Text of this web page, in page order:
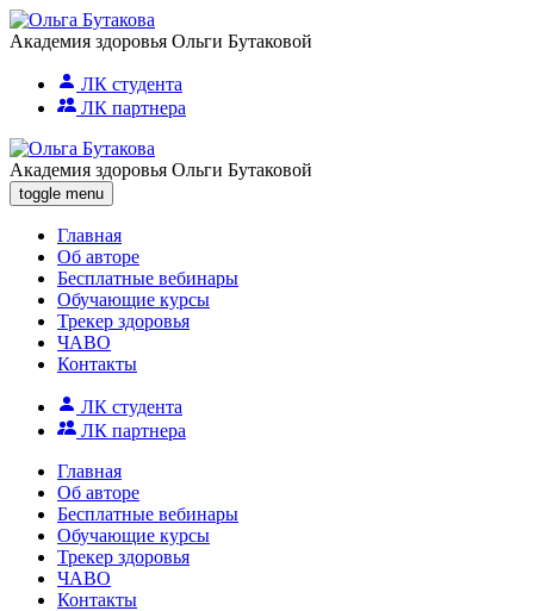
Академия здоровья Ольги Бутаковой
ЛК студента
ЛК партнера
Академия здоровья Ольги Бутаковой
toggle menu
Главная
Об авторе
Бесплатные вебинары
Обучающие курсы
Трекер здоровья
ЧАВО
Контакты
ЛК студента
ЛК партнера
Главная
Об авторе
Бесплатные вебинары
Обучающие курсы
Трекер здоровья
ЧАВО
Контакты